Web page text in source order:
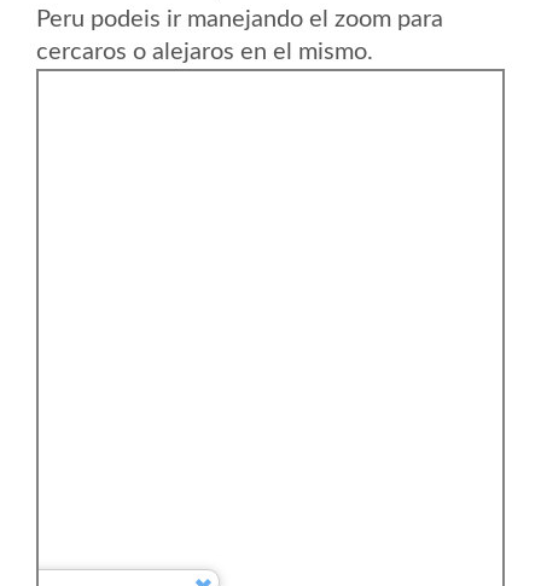
Peru podeis ir manejando el zoom para
cercaros o alejaros en el mismo.